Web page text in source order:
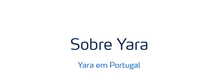
Sobre Yara
Yara em Portugal